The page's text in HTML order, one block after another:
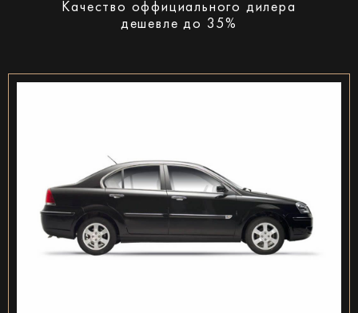
Качество оффициального дилера
дешевле до 35%